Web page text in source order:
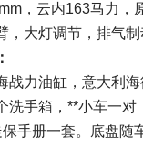
，云内163马力，
，大灯调节，排气
战力油缸，意大利
洗手箱，**小车一
手册一套。底盘随